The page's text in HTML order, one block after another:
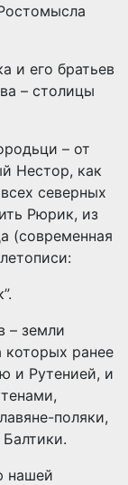
и его братьев
– столицы
– от
Нестор, как
северных
Рюрик, из
(современная
– земли
которых ранее
и Рутенией, и
поляки,
нашей